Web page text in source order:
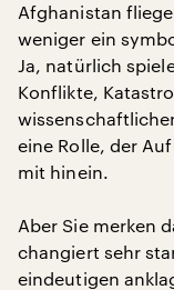
Afghanistan
weniger ein
Ja, natürlich
Konflikte,
eine Rolle, der
mit hinein.
Aber Sie merken
changiert sehr
eindeutigen